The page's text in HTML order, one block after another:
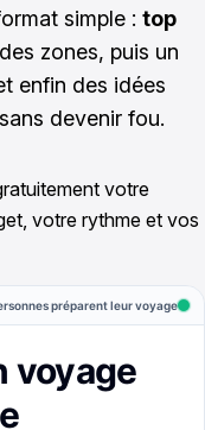
simple : top
zones, puis un
enfin des idées
devenir fou.
votre
votre rythme et vos